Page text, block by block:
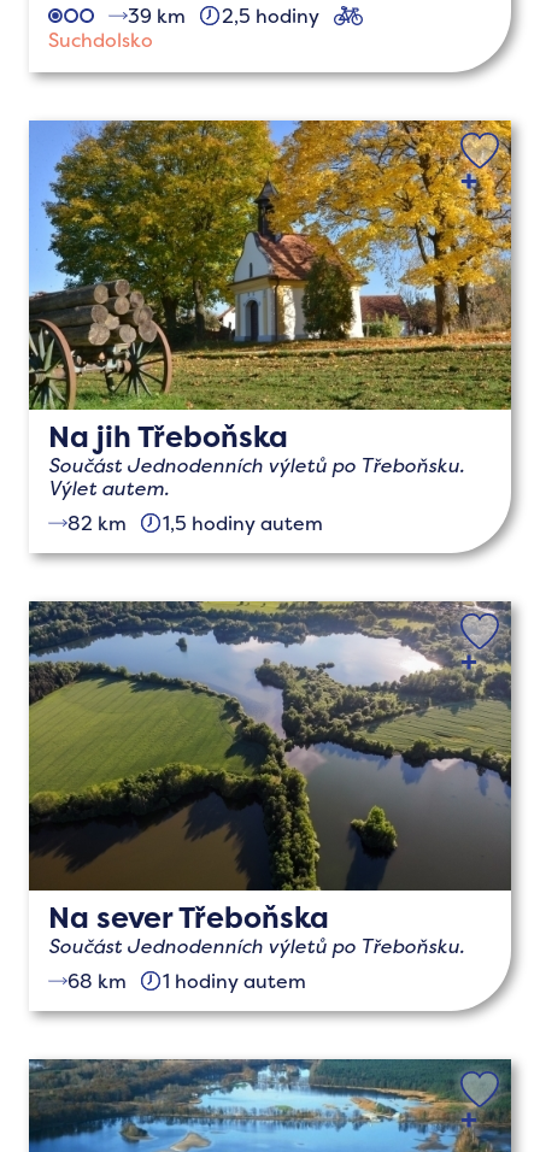
39 km 2,5 hodiny
Suchdolsko
Na jih Třeboňska
Součást Jednodenních výletů po Třeboňsku.
Výlet autem.
82 km
1,5 hodiny autem
Na sever Třeboňska
Součást Jednodenních výletů po Třeboňsku.
68 km
1 hodiny autem